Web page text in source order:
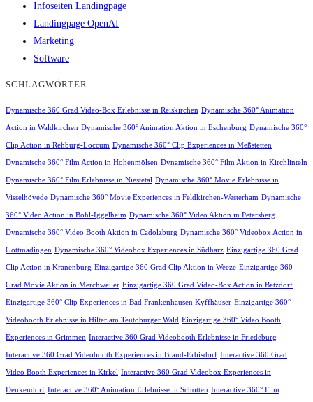
Infoseiten Landingpage
Landingpage OpenAI
Marketing
Software
SCHLAGWÖRTER
Dynamische 360 Grad Video-Box Erlebnisse in Reiskirchen Dynamische 360° Animation
Action in Waldkirchen Dynamische 360° Animation Aktion in Eschenburg Dynamische 360°
Clip Action in Rehburg-Loccum Dynamische 360° Clip Experiences in Meßstetten
Dynamische 360° Film Action in Hohenmölsen Dynamische 360° Film Aktion in Kirchlinteln
Dynamische 360° Film Erlebnisse in Niestetal Dynamische 360° Movie Erlebnisse in
Visselhövede Dynamische 360° Movie Experiences in Feldkirchen-Westerham Dynamische
360° Video Action in Böhl-Iggelheim Dynamische 360° Video Aktion in Petersberg
Dynamische 360° Video Booth Aktion in Cadolzburg Dynamische 360° Videobox Action in
Gottmadingen Dynamische 360° Videobox Experiences in Südharz Einzigartige 360 Grad
Clip Action in Kranenburg Einzigartige 360 Grad Clip Aktion in Weeze Einzigartige 360
Grad Movie Aktion in Merchweiler Einzigartige 360 Grad Video-Box Action in Betzdorf
Einzigartige 360° Clip Experiences in Bad Frankenhausen Kyffhäuser Einzigartige 360°
Videobooth Erlebnisse in Hilter am Teutoburger Wald Einzigartige 360° Video Booth
Experiences in Grimmen Interactive 360 Grad Videobooth Erlebnisse in Friedeburg
Interactive 360 Grad Videobooth Experiences in Brand-Erbisdorf Interactive 360 Grad
Video Booth Experiences in Kirkel Interactive 360 Grad Videobox Experiences in
Denkendorf Interactive 360° Animation Erlebnisse in Schotten Interactive 360° Film